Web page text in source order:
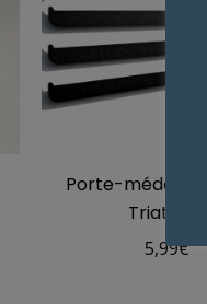
Porte-
Triathlon
5,99€